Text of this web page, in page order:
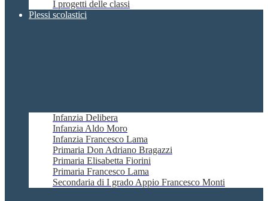
I progetti delle classi
Plessi scolastici
Infanzia Delibera
Infanzia Aldo Moro
Infanzia Francesco Lama
Primaria Don Adriano Bragazzi
Primaria Elisabetta Fiorini
Primaria Francesco Lama
Secondaria di I grado Appio Francesco Monti